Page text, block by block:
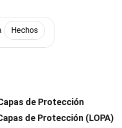
Hechos
de Protección
de Protección (LOPA)